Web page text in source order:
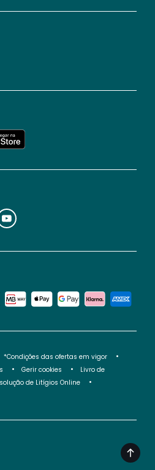
*Condições das ofertas em vigor
Gerir cookies
Livro de
de Litígios Online